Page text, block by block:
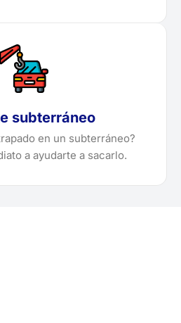
subterráneo
en un subterráneo?
a ayudarte a sacarlo.